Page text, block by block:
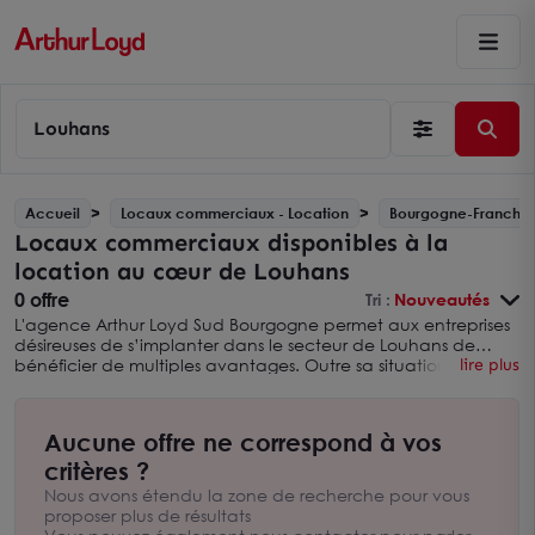
Louhans
Accueil Locaux commerciaux - Location Bourgogne-
Locaux commerciaux disponibles à la
location au cœur de Louhans
0 offre Tri : Nouveautés
L'agence Arthur Loyd Sud Bourgogne permet aux entreprises
désireuses de s’implanter dans le secteur de Louhans de
bénéficier de multiples avantages. Outre sa situation
propose ainsi de découvrir l’ensemble des locaux
commerciaux disponibles à la location. Les professionnels
peuvent s’appuyer sur l’expérience de nos collaborateurs, et
sur l’expertise d’Arthur Loyd, premier réseau national de
conseil en immobilier d’entreprise.
lire plus
Aucune offre ne correspond à vos
critères ?
Nous avons étendu la zone de recherche pour vous
proposer plus de résultats